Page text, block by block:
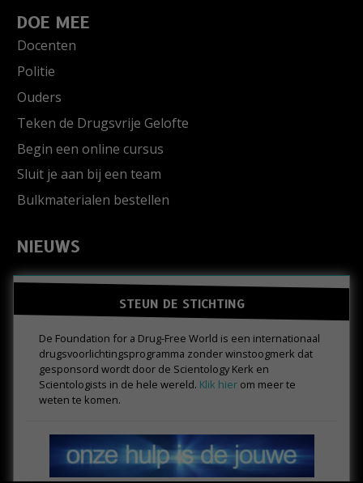
DOE MEE
Docenten
Politie
Ouders
Teken de Drugsvrije Gelofte
Begin een online cursus
Sluit je aan bij een team
Bulkmaterialen bestellen
NIEUWS
STEUN DE STICHTING
De Foundation for a Drug-Free World is een internationaal
drugs­voorlichtings­programma zonder winstoogmerk dat
gesponsord wordt door de Scientology Kerk en
Scientologists in de hele wereld. Klik hier om meer te
weten te komen.